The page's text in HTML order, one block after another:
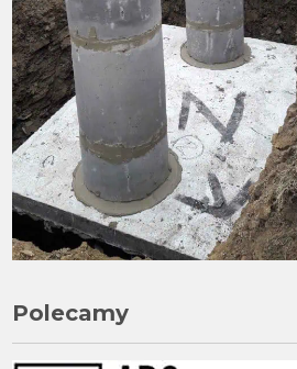
Polecamy